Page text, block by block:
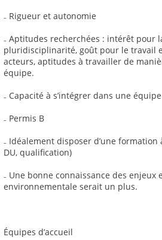
₋ Rigueur et autonomie
₋ Aptitudes recherchées : intérêt pour
pluridisciplinarité, goût pour le travail
acteurs, aptitudes à travailler de
équipe.
₋ Capacité à s’intégrer dans une
₋ Permis B
₋ Idéalement disposer d’une
DU, qualification)
₋ Une bonne connaissance des enjeux
environnementale serait un plus.
Équipes d’accueil